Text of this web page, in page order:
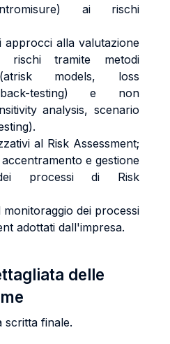
ai rischi
approcci alla valutazione
rischi tramite metodi
models, loss
testing) e non
analysis, scenario
al Risk Assessment;
e gestione
dei processi di Risk
monitoraggio dei processi
adottati dall'impresa.
delle
scritta finale.